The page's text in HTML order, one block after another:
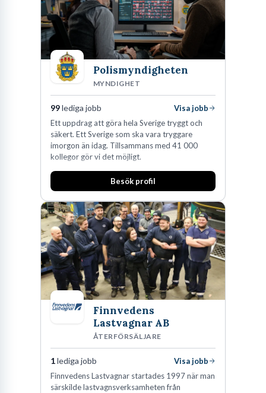
Polismyndigheten
MYNDIGHET
99lediga jobb
Visa jobb
Ett uppdrag att göra hela Sverige tryggt och
säkert. Ett Sverige som ska vara tryggare
imorgon än idag. Tillsammans med 41 000
kollegor gör vi det möjligt.
Besök profil
Finnvedens
Lastvagnar AB
ÅTERFÖRSÄLJARE
1lediga jobb
Visa jobb
Finnvedens Lastvagnar startades 1997 när man
särskilde lastvagnsverksamheten från